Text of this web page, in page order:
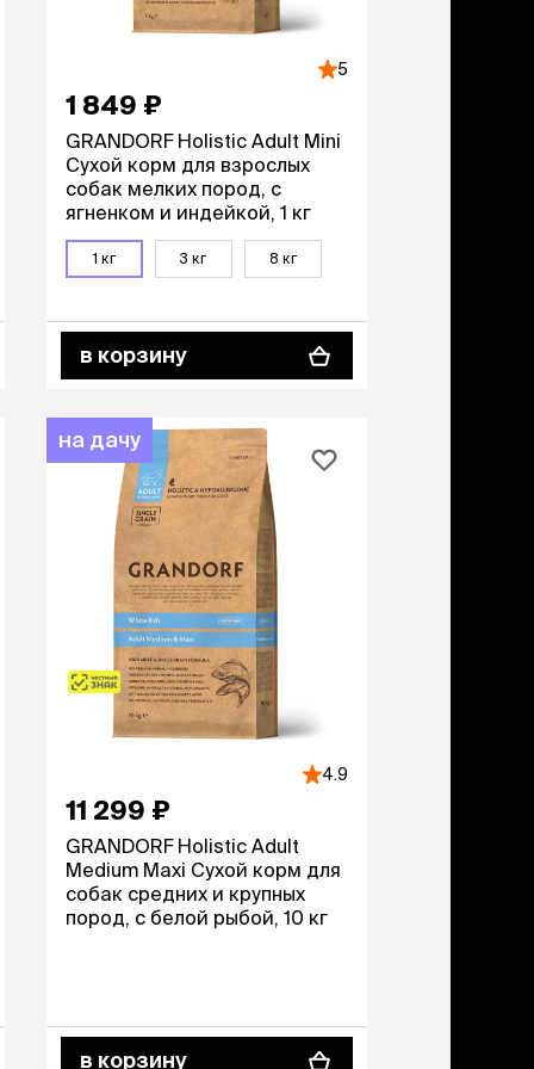
к месту
от запаха и
и ступени
для котят
для котят
для груминга
поилки,
переноски,
ошейники,
и шампуни
поведения
5
1 849 ₽
GRANDORF Holistic Adult Mini
Сухой корм для взрослых
собак мелких пород, с
ягненком и индейкой, 1 кг
1 кг 3 кг 8 кг
в корзину
на дачу
4.9
11 299 ₽
GRANDORF Holistic Adult
Medium Maxi Сухой корм для
собак средних и крупных
пород, с белой рыбой, 10 кг
в корзину